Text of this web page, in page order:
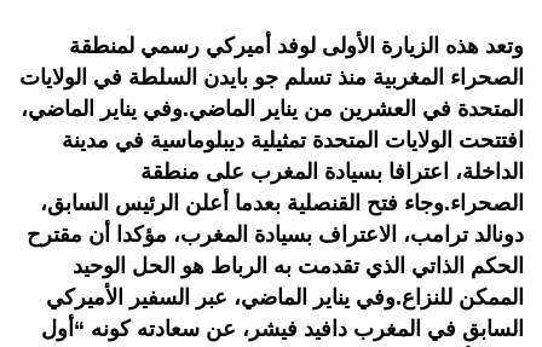
وتعد هذه الزيارة الأولى لوفد أميركي رسمي لمنطقة
الصحراء المغربية منذ تسلم جو بايدن السلطة في الولايات
المتحدة في العشرين من يناير الماضي.وفي يناير الماضي،
افتتحت الولايات المتحدة تمثيلية ديبلوماسية في مدينة
الداخلة، اعترافا بسيادة المغرب على منطقة
الصحراء.وجاء فتح القنصلية بعدما أعلن الرئيس السابق،
دونالد ترامب، الاعتراف بسيادة المغرب، مؤكدا أن مقترح
الحكم الذاتي الذي تقدمت به الرباط هو الحل الوحيد
الممكن للنزاع.وفي يناير الماضي، عبر السفير الأميركي
السابق في المغرب دافيد فيشر، عن سعادته كونه “أول